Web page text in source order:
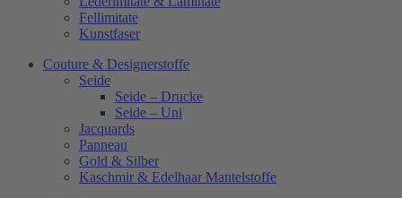
Fellimitate
Kunstfaser
Couture & Designerstoffe
Seide
Seide – Drucke
Seide – Uni
Jacquards
Panneau
Gold & Silber
Kaschmir & Edelhaar Mantelstoffe